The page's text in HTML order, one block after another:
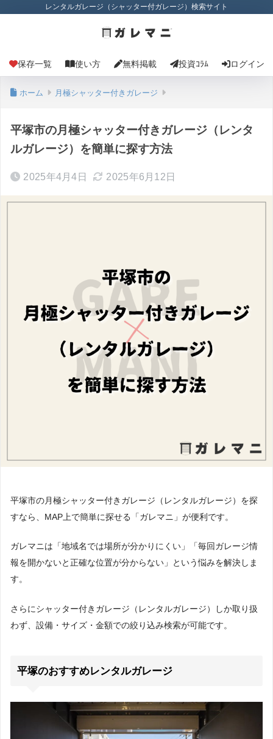
レンタルガレージ（シャッター付ガレージ）検索サイト
保存一覧 使い方 無料掲載 投資ｺﾗﾑ ログイン
ホーム 月極シャッター付きガレージ
平塚市の月極シャッター付きガレージ（レンタ
ルガレージ）を簡単に探す方法
2025年4月4日 2025年6月12日
平塚市の月極シャッター付きガレージ（レンタルガレージ）を探
すなら、MAP上で簡単に探せる「ガレマニ」が便利です。
ガレマニは「地域名では場所が分かりにくい」「毎回ガレージ情
報を開かないと正確な位置が分からない」という悩みを解決しま
す。
さらにシャッター付きガレージ（レンタルガレージ）しか取り扱
わず、設備・サイズ・金額での絞り込み検索が可能です。
平塚のおすすめレンタルガレージ